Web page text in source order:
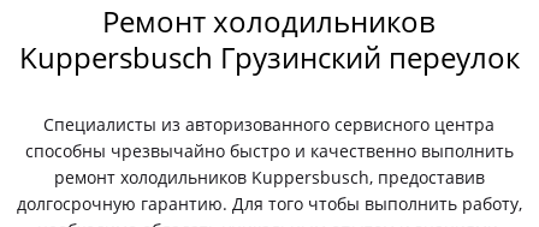
Ремонт холодильников
Kuppersbusch Грузинский переулок
Специалисты из авторизованного сервисного центра
способны чрезвычайно быстро и качественно выполнить
ремонт холодильников Kuppersbusch, предоставив
долгосрочную гарантию. Для того чтобы выполнить работу,